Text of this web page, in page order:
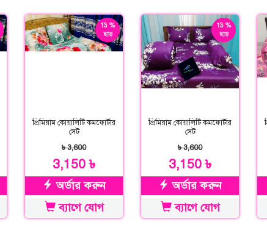
13 %
ছাড়
প্রিমিয়াম কোয়ালিটি কমফোর্টার
সেট
৳ 3,600
3,150 ৳
অর্ডার করুন
ব্যাগে যোগ
13 %
ছাড়
প্রিমিয়াম কোয়ালিটি কমফোর্টার
সেট
৳ 3,600
3,150 ৳
অর্ডার করুন
ব্যাগে যোগ